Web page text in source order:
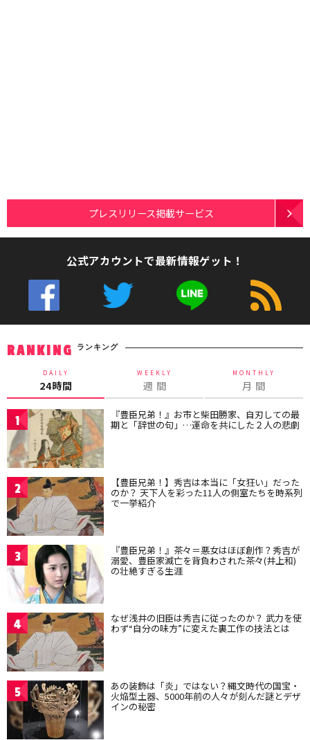
プレスリリース掲載サービス
公式アカウントで最新情報ゲット！
RANKING ランキング
DAILY
24時間
WEEKLY
週 間
MONTHLY
月 間
1 『豊臣兄弟！』お市と柴田勝家、自刃しての最
期と「辞世の句」…運命を共にした２人の悲劇
2 【豊臣兄弟！】秀吉は本当に「女狂い」だった
のか？ 天下人を彩った11人の側室たちを時系列
で一挙紹介
3 『豊臣兄弟！』茶々＝悪女はほぼ創作？秀吉が
溺愛、豊臣家滅亡を背負わされた茶々(井上和)
の壮絶すぎる生涯
4 なぜ浅井の旧臣は秀吉に従ったのか？ 武力を使
わず“自分の味方”に変えた裏工作の技法とは
5 あの装飾は「炎」ではない？縄文時代の国宝・
火焔型土器、5000年前の人々が刻んだ謎とデザ
インの秘密